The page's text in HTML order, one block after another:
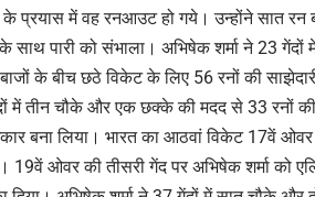
प्रयास में वह रनआउट हो गये। उन्होंने सात
के साथ पारी को संभाला। अभिषेक शर्मा ने 23
के बीच छठे विकेट के लिए 56 रनों की
में तीन चौके और एक छक्के की मदद से 33 रनों
बना लिया। भारत का आठवां विकेट 17वें
19वें ओवर की तीसरी गेंद पर अभिषेक शर्मा को